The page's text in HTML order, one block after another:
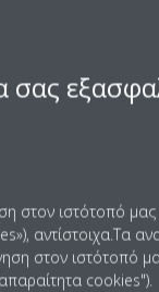
σας
στον ιστότοπό μας
αντίστοιχα.Τα
στον ιστότοπό
cookies").